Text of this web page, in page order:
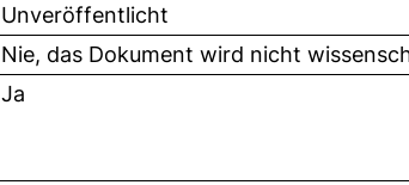
Unveröffentlicht
Nie, das Dokument wird nicht
Ja